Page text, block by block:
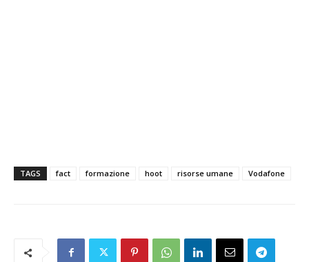
TAGS fact formazione hoot risorse umane Vodafone